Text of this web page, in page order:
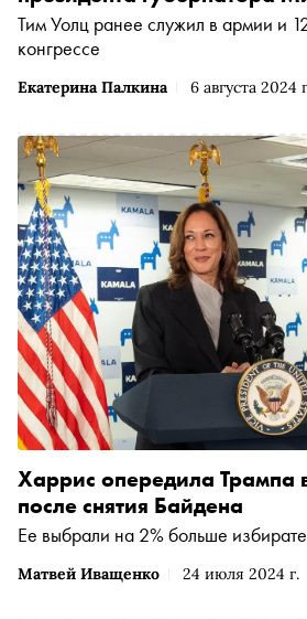
Екатерина Палкина 6 августа 2024
Тим Уолц ранее служил в армии и
конгрессе
Матвей Иващенко 24 июля 2024 г.
Харрис опередила Трампа
после снятия Байдена
Ее выбрали на 2% больше